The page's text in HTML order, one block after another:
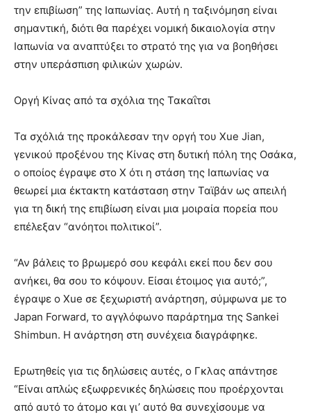
την επιβίωση” της Ιαπωνίας. Αυτή η ταξινόμηση είναι
σημαντική, διότι θα παρέχει νομική δικαιολογία στην
Ιαπωνία να αναπτύξει το στρατό της για να βοηθήσει
στην υπεράσπιση φιλικών χωρών.
Οργή Κίνας από τα σχόλια της Τακαΐτσι
Τα σχόλιά της προκάλεσαν την οργή του Xue Jian,
γενικού προξένου της Κίνας στη δυτική πόλη της Οσάκα,
ο οποίος έγραψε στο X ότι η στάση της Ιαπωνίας να
θεωρεί μια έκτακτη κατάσταση στην Ταϊβάν ως απειλή
για τη δική της επιβίωση είναι μια μοιραία πορεία που
επέλεξαν “ανόητοι πολιτικοί”.
“Αν βάλεις το βρωμερό σου κεφάλι εκεί που δεν σου
ανήκει, θα σου το κόψουν. Είσαι έτοιμος για αυτό;”,
έγραψε ο Xue σε ξεχωριστή ανάρτηση, σύμφωνα με το
Japan Forward, το αγγλόφωνο παράρτημα της Sankei
Shimbun. Η ανάρτηση στη συνέχεια διαγράφηκε.
Ερωτηθείς για τις δηλώσεις αυτές, ο Γκλας απάντησε
“Είναι απλώς εξωφρενικές δηλώσεις που προέρχονται
από αυτό το άτομο και γι’ αυτό θα συνεχίσουμε να